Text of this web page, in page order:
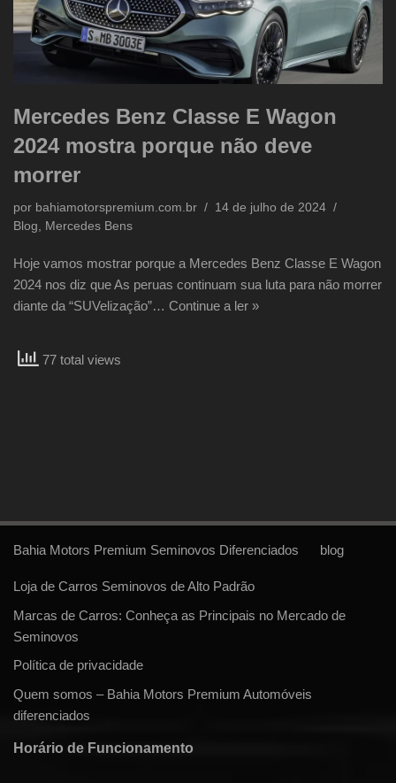
Mercedes Benz Classe E Wagon
2024 mostra porque não deve
morrer
por bahiamotorspremium.com.br
14 de julho de 2024
Blog
Mercedes Bens
Hoje vamos mostrar porque a Mercedes Benz Classe E Wagon
2024 nos diz que As peruas continuam sua luta para não morrer
diante da “SUVelização”… Continue a ler »
77 total views
Bahia Motors Premium Seminovos Diferenciados blog
Loja de Carros Seminovos de Alto Padrão
Marcas de Carros: Conheça as Principais no Mercado de
Seminovos
Política de privacidade
Quem somos – Bahia Motors Premium Automóveis
diferenciados
Horário de Funcionamento